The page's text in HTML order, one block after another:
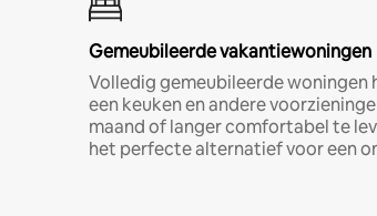
Gemeubileerde vakantiewoningen
Volledig gemeubileerde woningen
een keuken en andere
maand of langer comfortabel te
het perfecte alternatief voor een